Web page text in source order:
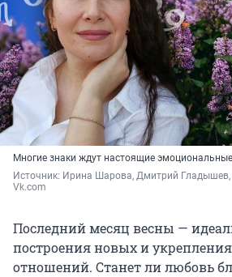
Многие знаки ждут настоящие
Источник: Ирина Шарова, Дмитрий Гладышев,
Vk.com
Последний месяц весны —
построения новых и
отношений. Станет ли любовь